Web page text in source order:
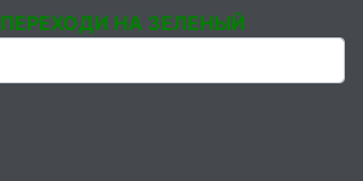
ПЕРЕХОДИ НА ЗЕЛЕНЫЙ